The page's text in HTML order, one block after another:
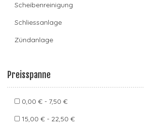
Scheibenreinigung
Schliessanlage
Zündanlage
Preisspanne
0,00 € - 7,50 €
15,00 € - 22,50 €